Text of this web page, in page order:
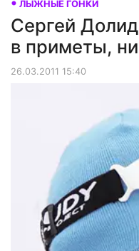
ЛЫЖНЫЕ ГОНКИ
Сергей
в приметы,
26.03.2011 15:40